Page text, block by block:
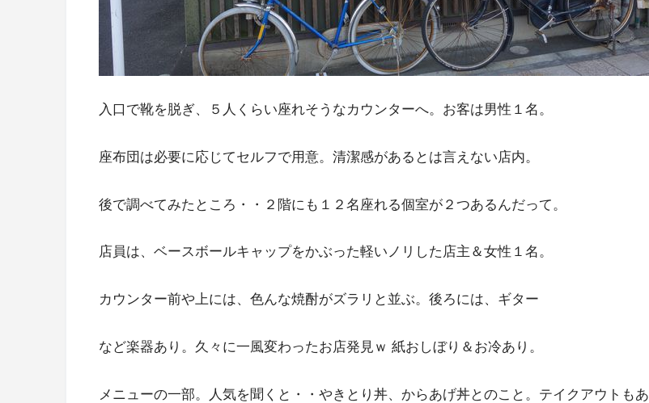
入口で靴を脱ぎ、５人くらい座れそうなカウンターへ。お客は男性１名。
座布団は必要に応じてセルフで用意。清潔感があるとは言えない店内。
後で調べてみたところ・・２階にも１２名座れる個室が２つあるんだって。
店員は、ベースボールキャップをかぶった軽いノリした店主＆女性１名。
カウンター前や上には、色んな焼酎がズラリと並ぶ。後ろには、ギター
など楽器あり。久々に一風変わったお店発見ｗ 紙おしぼり＆お冷あり。
メニューの一部。人気を聞くと・・やきとり丼、からあげ丼とのこと。テイクアウトもあ